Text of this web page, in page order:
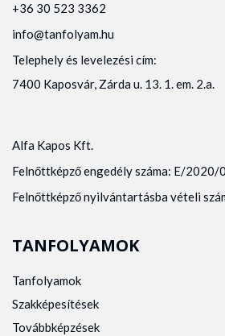
+36 30 523 3362
info@tanfolyam.hu
Telephely és levelezési cím:
7400 Kaposvár, Zárda u. 13. 1. em. 2.a.
Alfa Kapos Kft.
Felnőttképző engedély száma: E/2020/
Felnőttképző nyilvántartásba vételi
TANFOLYAMOK
Tanfolyamok
Szakképesítések
Továbbképzések